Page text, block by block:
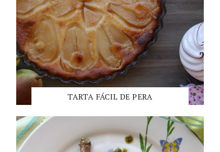
TARTA FÁCIL DE PERA